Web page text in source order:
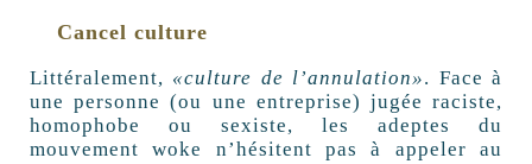
Cancel culture
Littéralement, «culture de l’annulation». Face à
une personne (ou une entreprise) jugée raciste,
homophobe ou sexiste, les adeptes du
mouvement woke n’hésitent pas à appeler au